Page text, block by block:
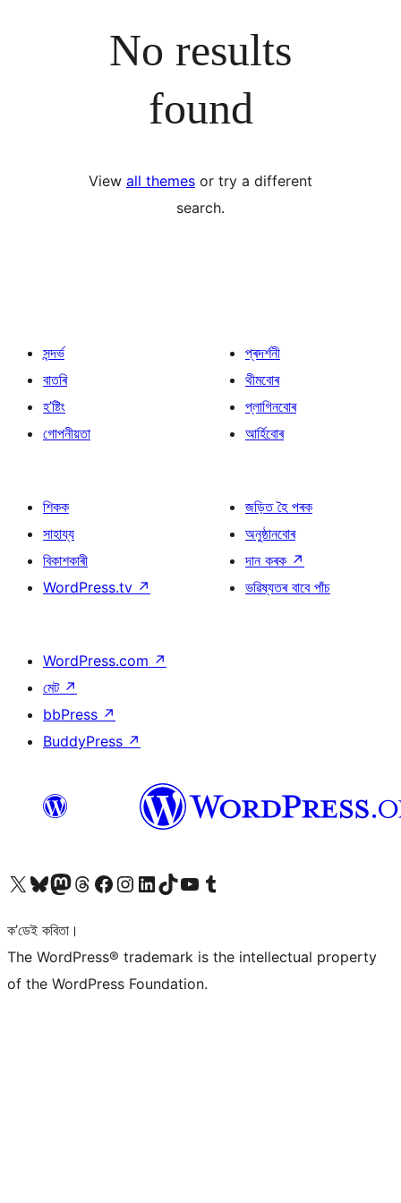
No results
found
View all themes or try a different
search.
সন্দৰ্ভ
বাতৰি
হ’ষ্টিং
গোপনীয়তা
প্ৰদৰ্শনী
থীমবোৰ
প্লাগিনবোৰ
আৰ্হিবোৰ
শিকক
সাহায্য
বিকাশকাৰী
WordPress.tv ↗
জড়িত হৈ পৰক
অনুষ্ঠানবোৰ
দান কৰক ↗
ভৱিষ্যতৰ বাবে পাঁচ
WordPress.com ↗
মেট ↗
bbPress ↗
BuddyPress ↗
আমাৰ X (আগৰ Twitter) একাউণ্টলৈ যাওকআমাৰ Bluesky একাউণ্টলৈ যাওকআমাৰ Mastodon একাউণ্টলৈ যাওকআমাৰ Threads একাউণ্টলৈ যাওকআমাৰ Facebook পৃষ্ঠালৈ যাওকআমাৰ Instagram একাউণ্টলৈ যাওকআমাৰ LinkedIn একাউণ্টলৈ যাওকআমাৰ TikTok একাউণ্টলৈ যাওকআমাৰ YouTube চেনেললৈ যাওকআমাৰ Tumblr একাউণ্টলৈ যাওক
ক’ডেই কবিতা।
The WordPress® trademark is the intellectual property
of the WordPress Foundation.